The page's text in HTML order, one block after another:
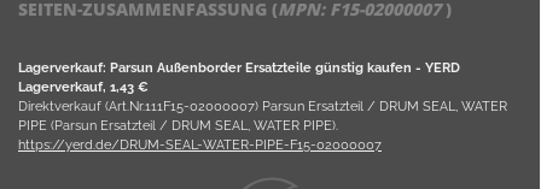
SEITEN-ZUSAMMENFASSUNG (MPN: F15-02000007)
Lagerverkauf: Parsun Außenborder Ersatzteile günstig kaufen - YERD
Lagerverkauf, 1,43 €
Direktverkauf (Art.Nr.111F15-02000007) Parsun Ersatzteil / DRUM SEAL, WATER
PIPE (Parsun Ersatzteil / DRUM SEAL, WATER PIPE).
https://yerd.de/DRUM-SEAL-WATER-PIPE-F15-02000007